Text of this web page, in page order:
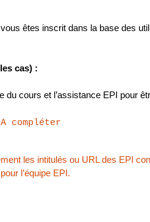
êtes inscrit dans la base des
cas) :
cours et l’assistance EPI pour
A compléter
les intitulés ou URL des EPI
l’équipe EPI.